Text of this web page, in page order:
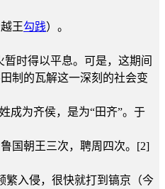
王勾践）。
时得以平息。可是，这期间
制的瓦解这一深刻的社会变
成为齐侯，是为“田齐”。于
国朝王三次，聘周四次。[2]
繁入侵，很快就打到镐京（今